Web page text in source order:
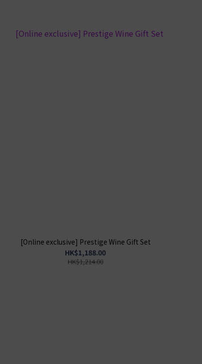
[Online exclusive] Prestige Wine Gift Set
HK$1,188.00
HK$1,214.00